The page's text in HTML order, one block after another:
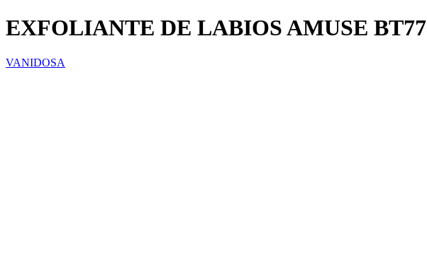
EXFOLIANTE DE LABIOS AMUSE BT77
VANIDOSA